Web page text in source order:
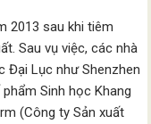
2013 sau khi tiêm
Sau vụ việc, các nhà
Đại Lục như Shenzhen
Sinh học Khang
(Công ty Sản xuất